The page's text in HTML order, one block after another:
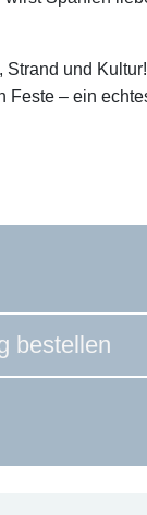
Strand und Kultur!
Feste – ein
bestellen